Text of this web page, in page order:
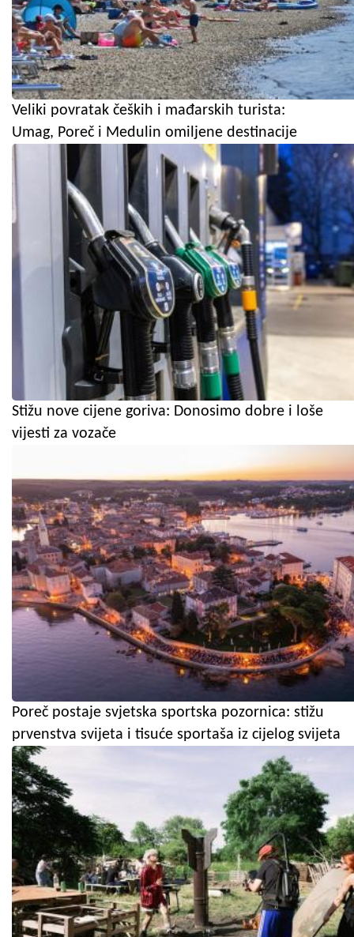
Veliki povratak čeških i mađarskih turista:
Umag, Poreč i Medulin omiljene destinacije
Stižu nove cijene goriva: Donosimo dobre i loše
vijesti za vozače
Poreč postaje svjetska sportska pozornica: stižu
prvenstva svijeta i tisuće sportaša iz cijelog svijeta